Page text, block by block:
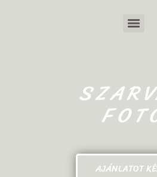
AJÁNLATOT